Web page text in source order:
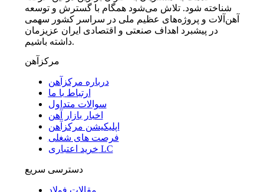
شناخته شود. تلاش می‌شود همگام با گسترش و توسعه
آهن‌آلات و پروژه‌های عظیم ملی در سراسر کشور سهمی
در پیشبرد اهداف صنعتی و اقتصادی ایران عزیزمان
داشته باشیم.
مرکزآهن
درباره مرکزآهن
ارتباط با ما
سوالات متداول
اخبار بازار آهن
اپلیکیشن مرکزآهن
فرصت های شغلی
خرید اعتباری LC
دسترسی سریع